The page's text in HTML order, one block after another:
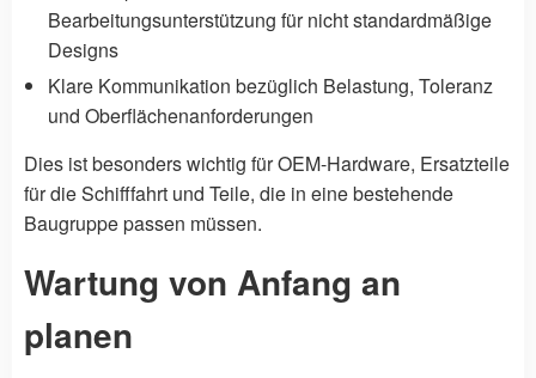
Bearbeitungsunterstützung für nicht standardmäßige
Designs
Klare Kommunikation bezüglich Belastung, Toleranz
und Oberflächenanforderungen
Dies ist besonders wichtig für OEM-Hardware, Ersatzteile
für die Schifffahrt und Teile, die in eine bestehende
Baugruppe passen müssen.
Wartung von Anfang an
planen